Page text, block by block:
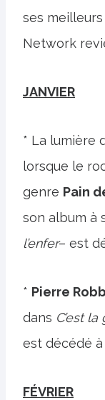
ses
Network
JANVIER
* La lumière
lorsque le
genre Pain
son album à
l’enfer– est
* Pierre
dans C’est
est décédé à
FÉVRIER